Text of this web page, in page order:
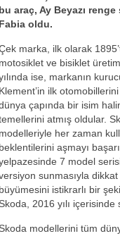
bu araç, Ay Beyazı
Fabia oldu.
marka, ilk olarak
motosiklet ve bisiklet
ise, markanın
Klement’in ilk
çapında bir isim
atmış oldular.
modelleriyle her zaman
beklentilerini aşmayı
7 model
sunmasıyla
büyümesini istikrarlı bir
Skoda, 2016 yılı içerisinde
Skoda modellerini tüm